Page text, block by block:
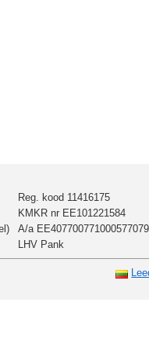
Reg. kood 11416175
KMKR nr EE101221584
A/a EE407700771000577079
LHV Pank